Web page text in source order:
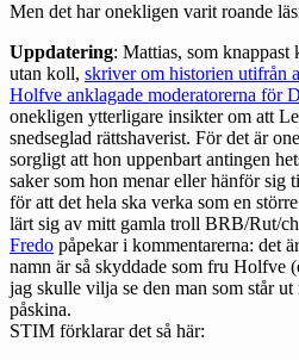
Men det har onekligen varit roande
Uppdatering: Mattias, som knappast
utan koll, skriver om historien utifrån
Holfve anklagade moderatorerna för
onekligen ytterligare insikter om att
snedseglad rättshaverist. För det är
sorgligt att hon uppenbart antingen
saker som hon menar eller hänför sig
för att det hela ska verka som en
lärt sig av mitt gamla troll BRB/Rut/
Fredo påpekar i kommentarerna: det
namn är så skyddade som fru Holfve
jag skulle vilja se den man som står
påskina.
STIM förklarar det så här: